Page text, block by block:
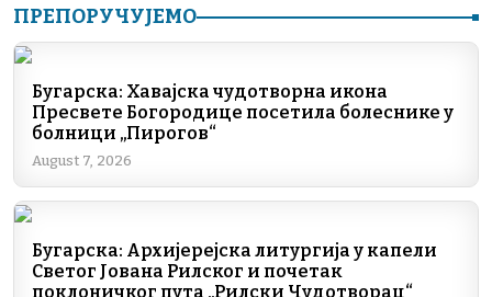
c
b
o
o
k
k
dI
n
e
a
m
er at
A
ai p
Li
ПРЕПОРУЧУЈЕМО
Бугарска: Хавајска чудотворна икона
Пресвете Богородице посетила болеснике у
болници „Пирогов“
August 7, 2026
Бугарска: Архијерејска литургија у капели
Светог Јована Рилског и почетак
поклоничког пута „Рилски Чудотворац“